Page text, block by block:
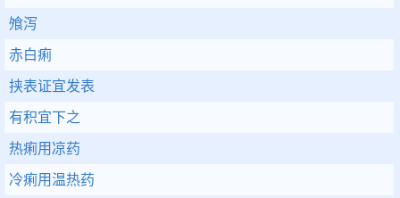
飧泻
赤白痢
挟表证宜发表
有积宜下之
热痢用凉药
冷痢用温热药